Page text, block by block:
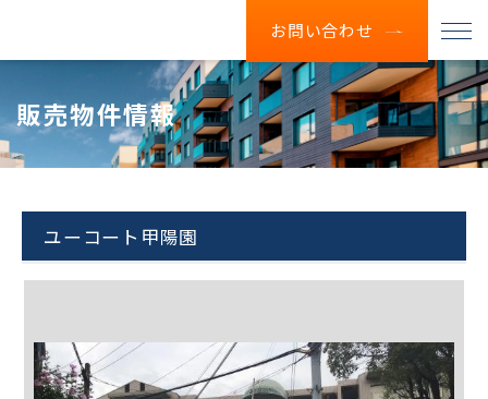
お問い合わせ
販売物件情報
ユーコート甲陽園